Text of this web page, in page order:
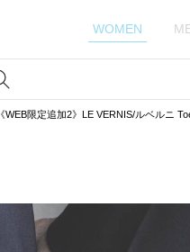
WOMEN
《WEB限定追加2》LE VERNIS/ルベルニ